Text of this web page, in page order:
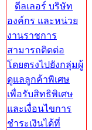
ดีลเลอร์ บริษัท
องค์กร และหน่วย
งานราชการ
สามารถติดต่อ
โดยตรงไปยังกลุ่มผู้
ดูแลลูกค้าพิเศษ
เพื่อรับสิทธิพิเศษ
และเงื่อนไขการ
ชำระเงินได้ที่